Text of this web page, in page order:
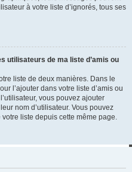
à votre liste d’ignorés, tous ses
utilisateurs de ma liste d’amis ou
liste de deux manières. Dans le
l’ajouter dans votre liste d’amis ou
vous pouvez ajouter
nom d’utilisateur. Vous pouvez
liste depuis cette même page.